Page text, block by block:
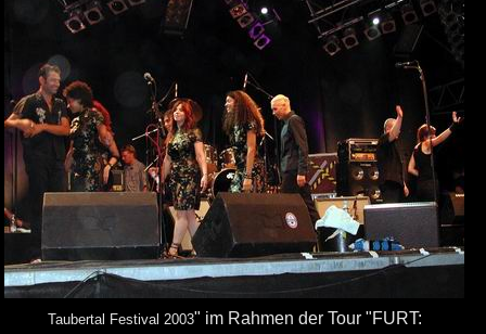
Taubertal Festival 2003" im Rahmen der Tour "FURT: